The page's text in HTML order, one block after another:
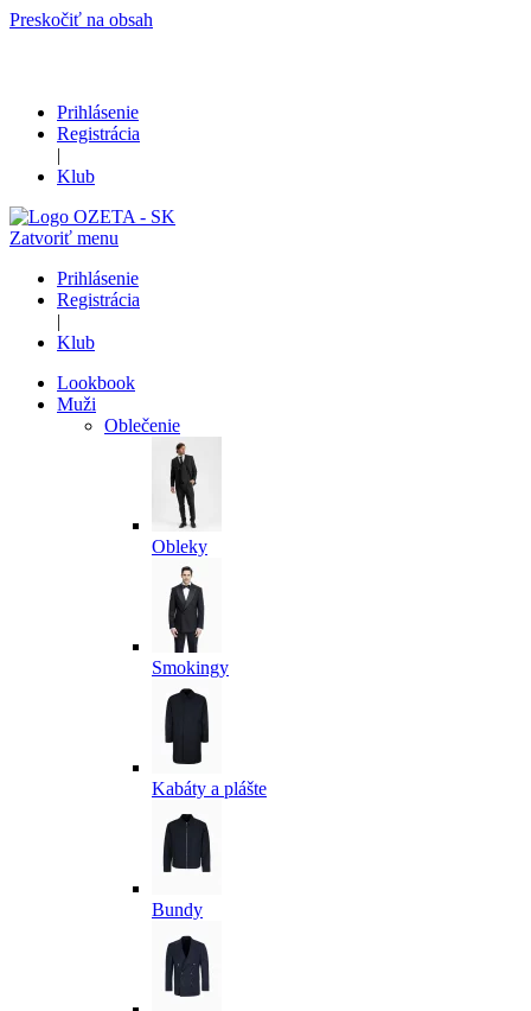
Preskočiť na obsah
Prihlásenie
Registrácia
|
Klub
Zatvoriť menu
Prihlásenie
Registrácia
|
Klub
Lookbook
Muži
Oblečenie
Obleky
Smokingy
Kabáty a plášte
Bundy